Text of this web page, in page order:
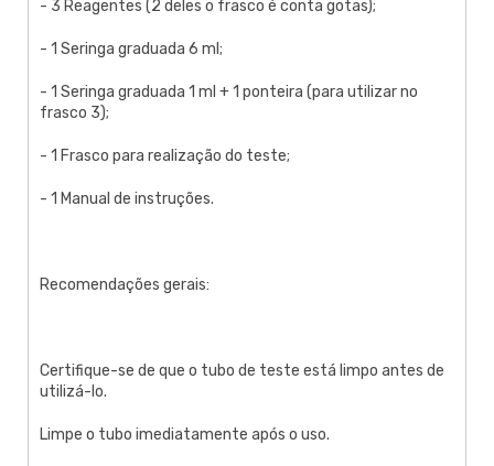
- 3 Reagentes (2 deles o frasco é conta gotas);
- 1 Seringa graduada 6 ml;
- 1 Seringa graduada 1 ml + 1 ponteira (para utilizar no
frasco 3);
- 1 Frasco para realização do teste;
- 1 Manual de instruções.
Recomendações gerais:
Certifique-se de que o tubo de teste está limpo antes de
utilizá-lo.
Limpe o tubo imediatamente após o uso.